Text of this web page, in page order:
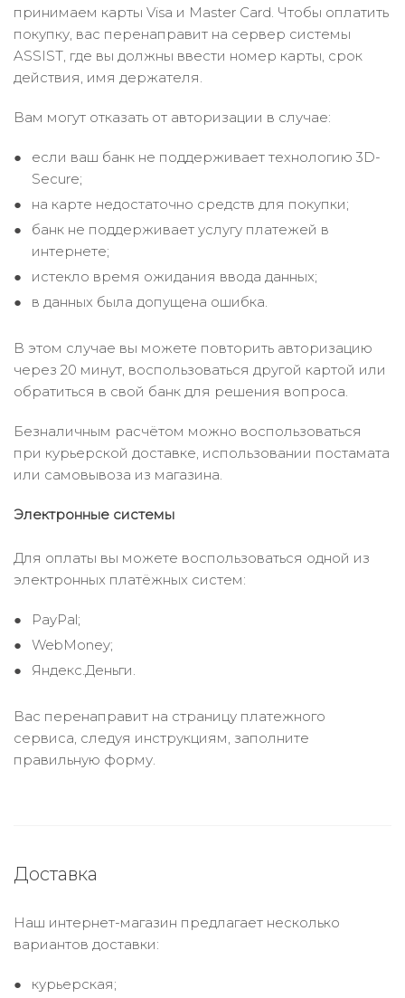
принимаем карты Visa и Master Card. Чтобы оплатить
покупку, вас перенаправит на сервер системы
ASSIST, где вы должны ввести номер карты, срок
действия, имя держателя.
Вам могут отказать от авторизации в случае:
если ваш банк не поддерживает технологию 3D-
Secure;
на карте недостаточно средств для покупки;
банк не поддерживает услугу платежей в
интернете;
истекло время ожидания ввода данных;
в данных была допущена ошибка.
В этом случае вы можете повторить авторизацию
через 20 минут, воспользоваться другой картой или
обратиться в свой банк для решения вопроса.
Безналичным расчётом можно воспользоваться
при курьерской доставке, использовании постамата
или самовывоза из магазина.
Электронные системы
Для оплаты вы можете воспользоваться одной из
электронных платёжных систем:
PayPal;
WebMoney;
Яндекс.Деньги.
Вас перенаправит на страницу платежного
сервиса, следуя инструкциям, заполните
правильную форму.
Доставка
Наш интернет-магазин предлагает несколько
вариантов доставки:
курьерская;